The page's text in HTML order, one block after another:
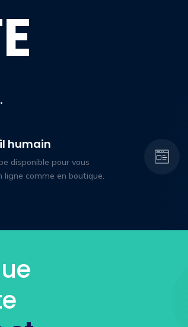
humain
disponible pour vous
ligne comme en boutique.